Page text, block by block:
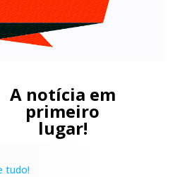
A notícia em
primeiro
lugar!
tudo!